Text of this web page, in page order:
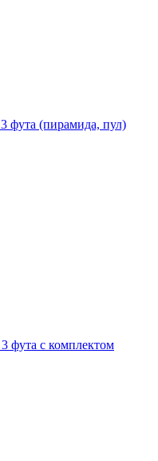
фута (пирамида, пул)
фута с комплектом